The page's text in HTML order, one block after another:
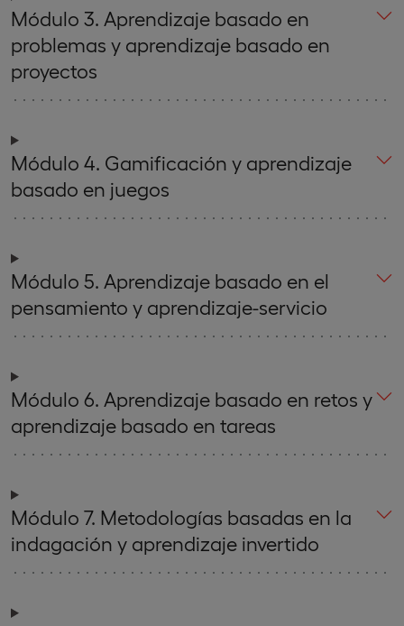
Módulo 3. Aprendizaje basado en
problemas y aprendizaje basado en
proyectos
Módulo 4. Gamificación y aprendizaje
basado en juegos
Módulo 5. Aprendizaje basado en el
pensamiento y aprendizaje-servicio
Módulo 6. Aprendizaje basado en retos y
aprendizaje basado en tareas
Módulo 7. Metodologías basadas en la
indagación y aprendizaje invertido